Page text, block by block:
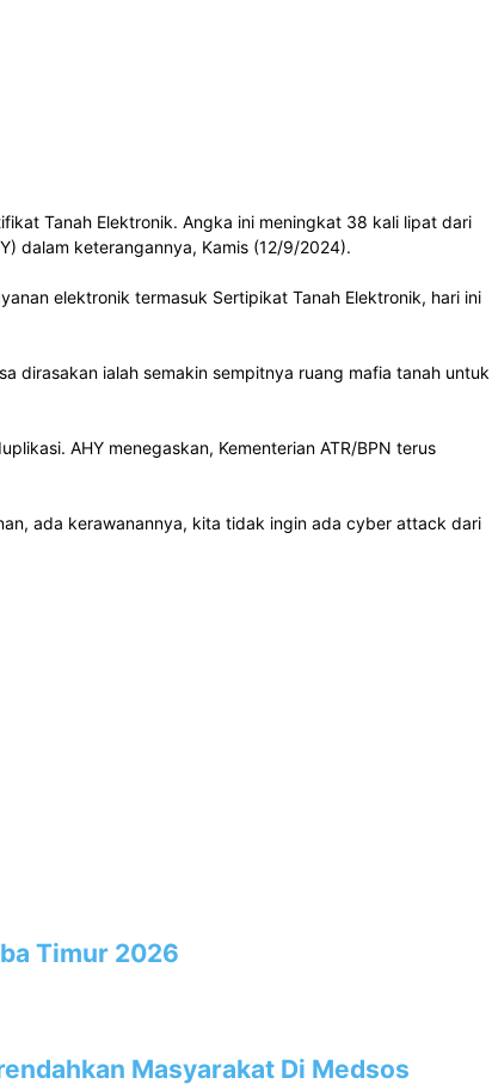
Tanah Elektronik. Angka ini meningkat 38 kali lipat dari
dalam keterangannya, Kamis (12/9/2024).
elektronik termasuk Sertipikat Tanah Elektronik, hari ini
dirasakan ialah semakin sempitnya ruang mafia tanah untuk
AHY menegaskan, Kementerian ATR/BPN terus
ada kerawanannya, kita tidak ingin ada cyber attack dari
Timur 2026
Masyarakat Di Medsos